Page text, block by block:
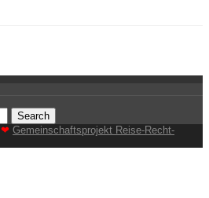
❤ Gemeinschaftsprojekt Reise-Recht-